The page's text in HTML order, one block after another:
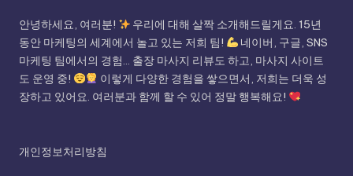
안녕하세요, 여러분!
우리에 대해 살짝 소개해드릴게요. 15년
동안 마케팅의 세계에서 놀고 있는 저희 팀!
네이버, 구글, SNS
마케팅 팀에서의 경험... 출장 마사지 리뷰도 하고, 마사지 사이트
도 운영 중!
이렇게 다양한 경험을 쌓으면서, 저희는 더욱 성
장하고 있어요. 여러분과 함께 할 수 있어 정말 행복해요!
개인정보처리방침